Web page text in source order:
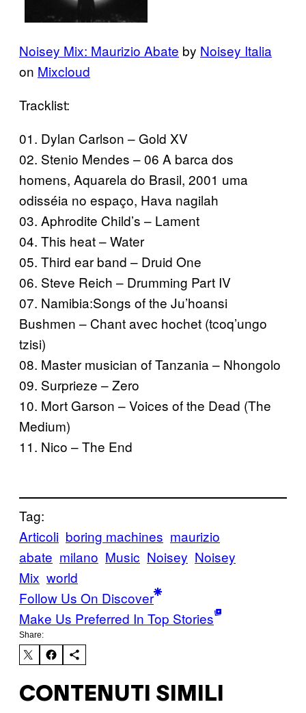
Noisey Mix: Maurizio Abate by Noisey Italia
on Mixcloud
Tracklist:
01. Dylan Carlson – Gold XV
02. Stenio Mendes – 06 A barca dos
homens, Aquarela do Brasil, 2001 uma
odisséia no espaço, Hava nagilah
03. Aphrodite Child’s – Lament
04. This heat – Water
05. Third ear band – Druid One
06. Steve Reich – Drumming Part IV
07. Namibia:Songs of the Ju’hoansi
Bushmen – Chant avec hochet (tcoq’ungo
tzisi)
08. Master musician of Tanzania – Nhongolo
09. Surprieze – Zero
10. Mort Garson – Voices of the Dead (The
Medium)
11. Nico – The End
Tag:
Articoli boring machines maurizio
abate milano Music Noisey Noisey
Mix world
Follow Us On Discover
Make Us Preferred In Top Stories
Share:
CONTENUTI SIMILI